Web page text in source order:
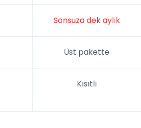
Sonsuza dek aylık
Üst pakette
Kısıtlı